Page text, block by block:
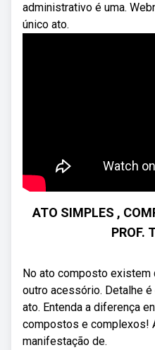
administrativo é uma.
único ato.
ATO SIMPLES ,
PROF.
No ato composto existem
outro acessório. Detalhe
ato. Entenda a diferença
compostos e complexos!
manifestação de.